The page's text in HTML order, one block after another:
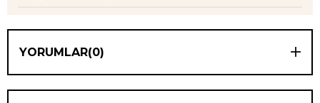
YORUMLAR(0)